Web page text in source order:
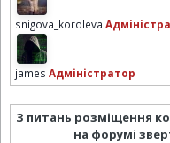
snigova_koroleva
james Адміністратор
З питань розміщення
на форумі